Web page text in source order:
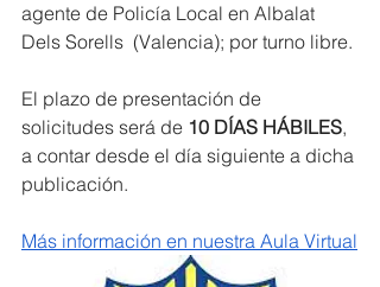
agente de Policía Local en Albalat
Dels Sorells  (Valencia); por turno libre.
El plazo de presentación de
solicitudes será de 10 DÍAS HÁBILES,
a contar desde el día siguiente a dicha
publicación.
Más información en nuestra Aula Virtual